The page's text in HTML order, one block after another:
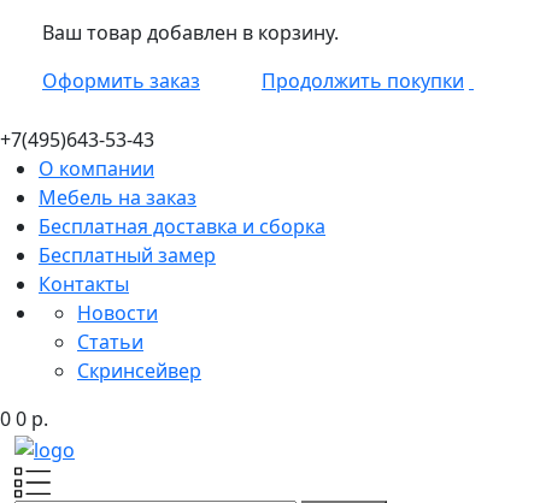
Ваш товар добавлен в корзину.
Оформить заказ
Продолжить покупки
+7(495)643-53-43
О компании
Мебель на заказ
Бесплатная доставка и сборка
Бесплатный замер
Контакты
Новости
Статьи
Скринсейвер
00 р.